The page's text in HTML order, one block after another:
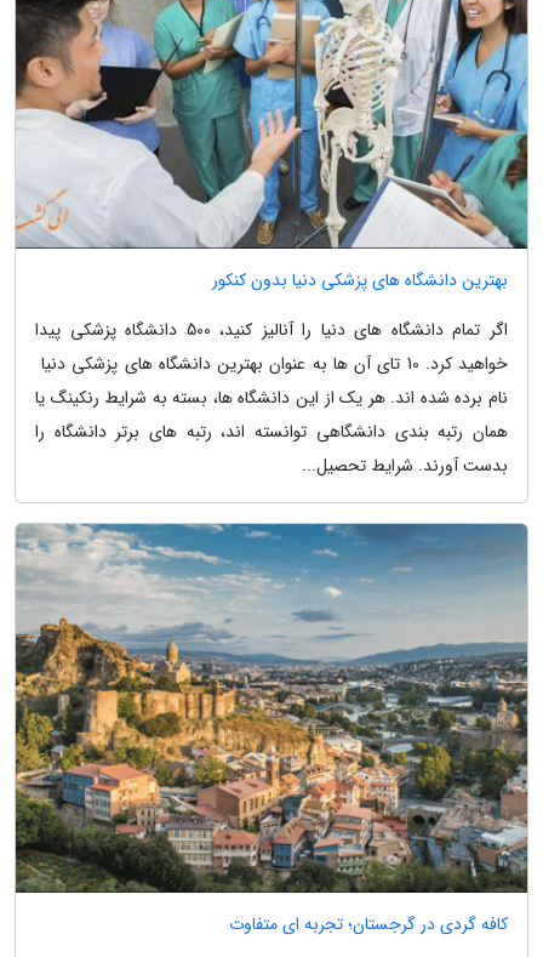
بهترین دانشگاه های پزشکی دنیا بدون کنکور
اگر تمام دانشگاه های دنیا را آنالیز کنید، 500 دانشگاه پزشکی پیدا
خواهید کرد. 10 تای آن ها به عنوان بهترین دانشگاه های پزشکی دنیا
نام برده شده اند. هر یک از این دانشگاه ها، بسته به شرایط رنکینگ یا
همان رتبه بندی دانشگاهی توانسته اند، رتبه های برتر دانشگاه را
بدست آورند. شرایط تحصیل...
کافه گردی در گرجستان؛ تجربه ای متفاوت